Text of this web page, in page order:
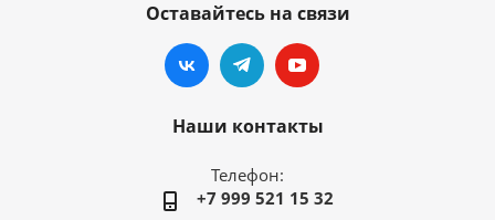
Оставайтесь на связи
Наши контакты
Телефон:
+7 999 521 15 32